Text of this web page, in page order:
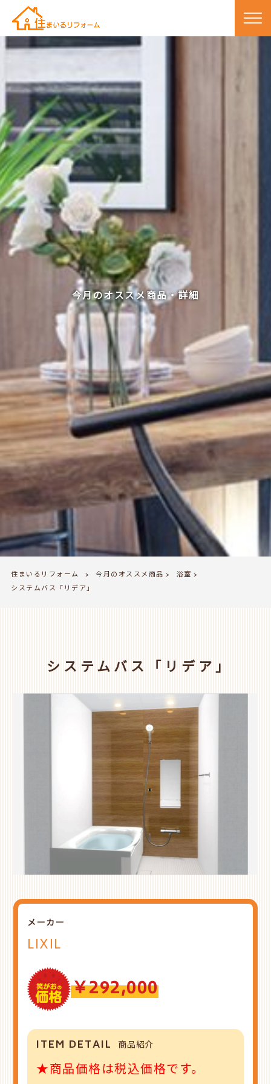
今月のオススメ商品・詳細
住まいるリフォーム > 今月のオススメ商品 > 浴室 >
システムバス「リデア」
システムバス「リデア」
メーカー
LIXIL
￥292,000
ITEM DETAIL 商品紹介
★商品価格は税込価格です。